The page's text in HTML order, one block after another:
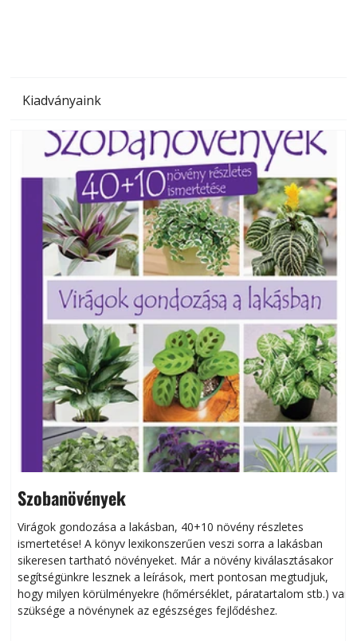
Kiadványaink
Szobanövények
Virágok gondozása a lakásban, 40+10 növény részletes
ismertetése! A könyv lexikonszerűen veszi sorra a lakásban
sikeresen tart­ha­tó növényeket. Már a növény kiválasztásakor
segítségünkre lesznek a leírások, mert pontosan megtudjuk,
hogy milyen körülményekre (hőmérséklet, páratartalom stb.) van
szüksége a növénynek az egészséges fejlődéshez.